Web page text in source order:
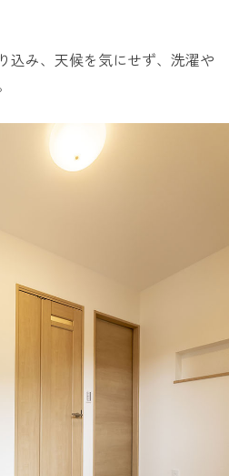
込み、天候を気にせず、洗濯や